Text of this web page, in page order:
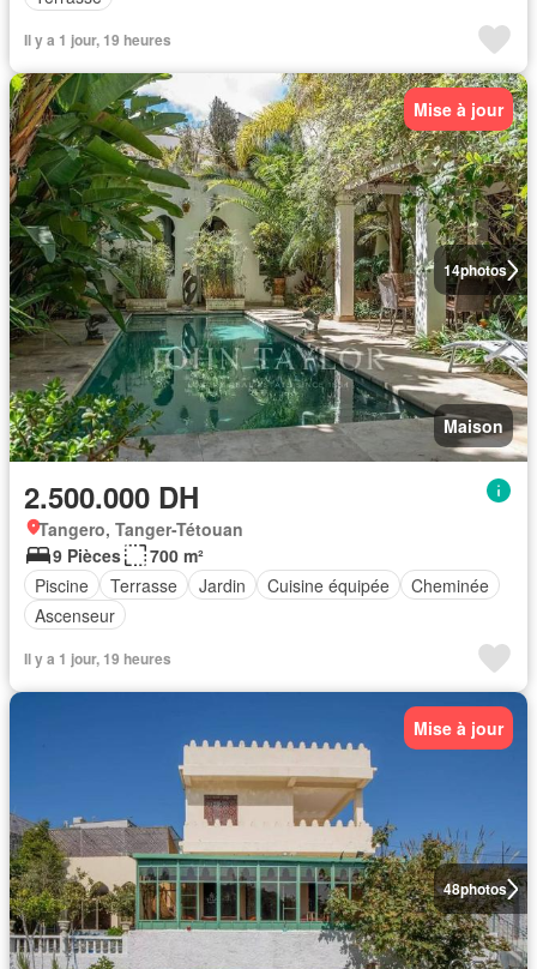
Il y a 1 jour, 19 heures
14photos
Mise à jour
Maison
2.500.000 DH
Tangero, Tanger-Tétouan
9 Pièces
700 m²
Piscine
Terrasse Jardin Cuisine équipée
Cheminée
Ascenseur
Il y a 1 jour, 19 heures
48photos
Mise à jour